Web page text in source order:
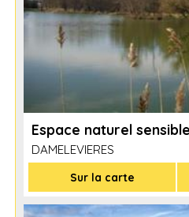
Espace naturel
DAMELEVIERES
Sur la carte